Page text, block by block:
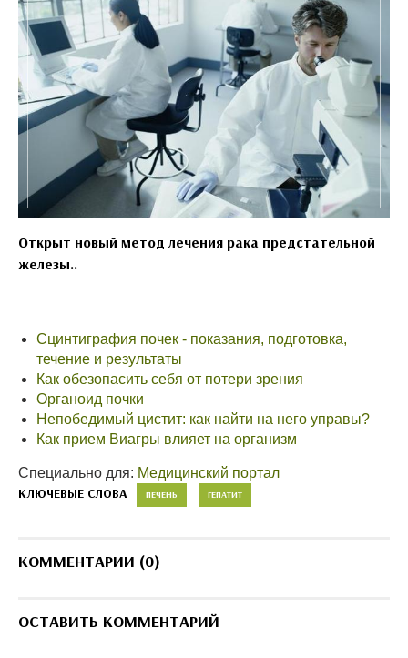
Открыт новый метод лечения рака предстательной
железы..
Сцинтиграфия почек - показания, подготовка,
течение и результаты
Как обезопасить себя от потери зрения
Органоид почки
Непобедимый цистит: как найти на него управы?
Как прием Виагры влияет на организм
Специально для: Медицинский портал
КЛЮЧЕВЫЕ СЛОВА ПЕЧЕНЬ ГЕПАТИТ
КОММЕНТАРИИ (0)
ОСТАВИТЬ КОММЕНТАРИЙ